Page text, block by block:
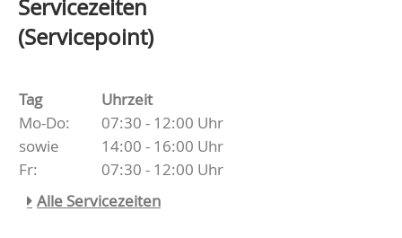
Servicezeiten
(Servicepoint)
Tag
Uhrzeit
Mo-Do:
07:30 - 12:00 Uhr
sowie
14:00 - 16:00 Uhr
Fr:
07:30 - 12:00 Uhr
Alle Servicezeiten